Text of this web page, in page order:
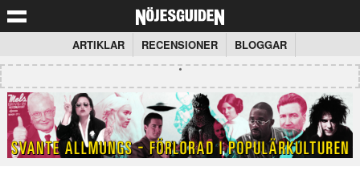
ARTIKLAR RECENSIONER BLOGGAR